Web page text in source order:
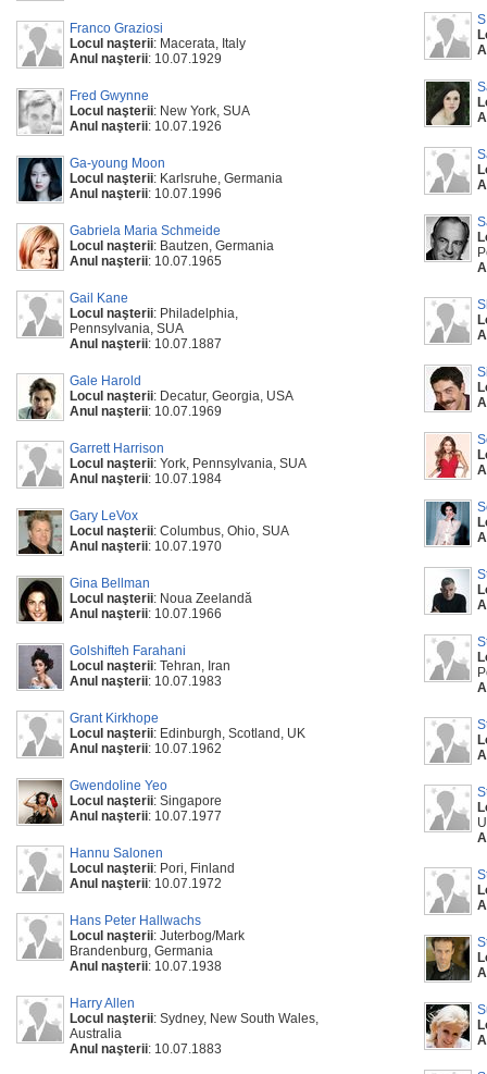
Franco Graziosi
Locul naşterii: Macerata, Italy
Anul naşterii: 10.07.1929
Fred Gwynne
Locul naşterii: New York, SUA
Anul naşterii: 10.07.1926
Ga-young Moon
Locul naşterii: Karlsruhe, Germania
Anul naşterii: 10.07.1996
Gabriela Maria Schmeide
Locul naşterii: Bautzen, Germania
Anul naşterii: 10.07.1965
Gail Kane
Locul naşterii: Philadelphia,
Pennsylvania, SUA
Anul naşterii: 10.07.1887
Gale Harold
Locul naşterii: Decatur, Georgia, USA
Anul naşterii: 10.07.1969
Garrett Harrison
Locul naşterii: York, Pennsylvania, SUA
Anul naşterii: 10.07.1984
Gary LeVox
Locul naşterii: Columbus, Ohio, SUA
Anul naşterii: 10.07.1970
Gina Bellman
Locul naşterii: Noua Zeelandă
Anul naşterii: 10.07.1966
Golshifteh Farahani
Locul naşterii: Tehran, Iran
Anul naşterii: 10.07.1983
Grant Kirkhope
Locul naşterii: Edinburgh, Scotland, UK
Anul naşterii: 10.07.1962
Gwendoline Yeo
Locul naşterii: Singapore
Anul naşterii: 10.07.1977
Hannu Salonen
Locul naşterii: Pori, Finland
Anul naşterii: 10.07.1972
Hans Peter Hallwachs
Locul naşterii: Juterbog/Mark
Brandenburg, Germania
Anul naşterii: 10.07.1938
Harry Allen
Locul naşterii: Sydney, New South Wales,
Australia
Anul naşterii: 10.07.1883